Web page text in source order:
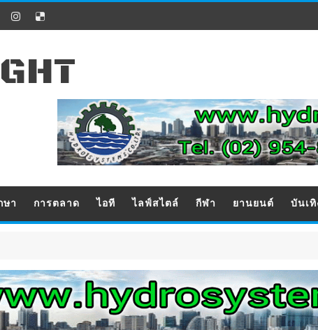
ษา การตลาด ไอที ไลฟ์สไตล์ กีฬา ยานยนต์ บันเทิ